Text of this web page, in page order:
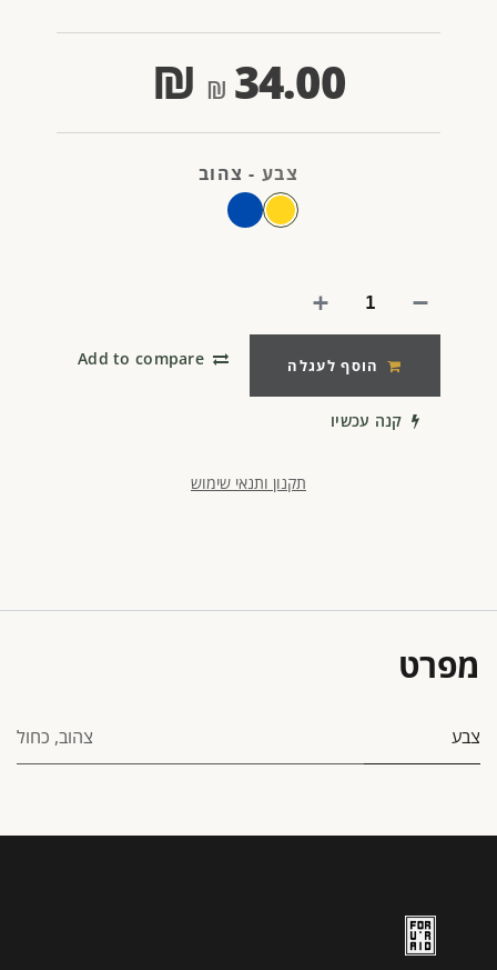
34.00
₪
צבע - צהוב
הוסף לעגלה
קנה עכשיו
Add to compare
תקנון ותנאי שימוש
מפרט
צבע צהוב, כחול